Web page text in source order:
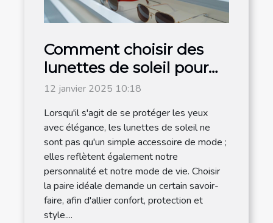
Comment choisir des
lunettes de soleil pour
hommes adaptées à
chaque style de vie
12 janvier 2025 10:18
Lorsqu'il s'agit de se protéger les yeux
avec élégance, les lunettes de soleil ne
sont pas qu'un simple accessoire de mode ;
elles reflètent également notre
personnalité et notre mode de vie. Choisir
la paire idéale demande un certain savoir-
faire, afin d'allier confort, protection et
style....